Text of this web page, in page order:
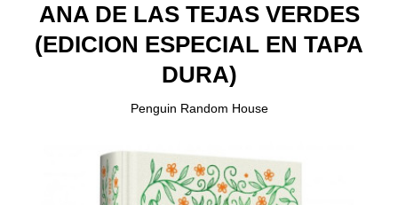
ANA DE LAS TEJAS VERDES
(EDICION ESPECIAL EN TAPA
DURA)
Penguin Random House